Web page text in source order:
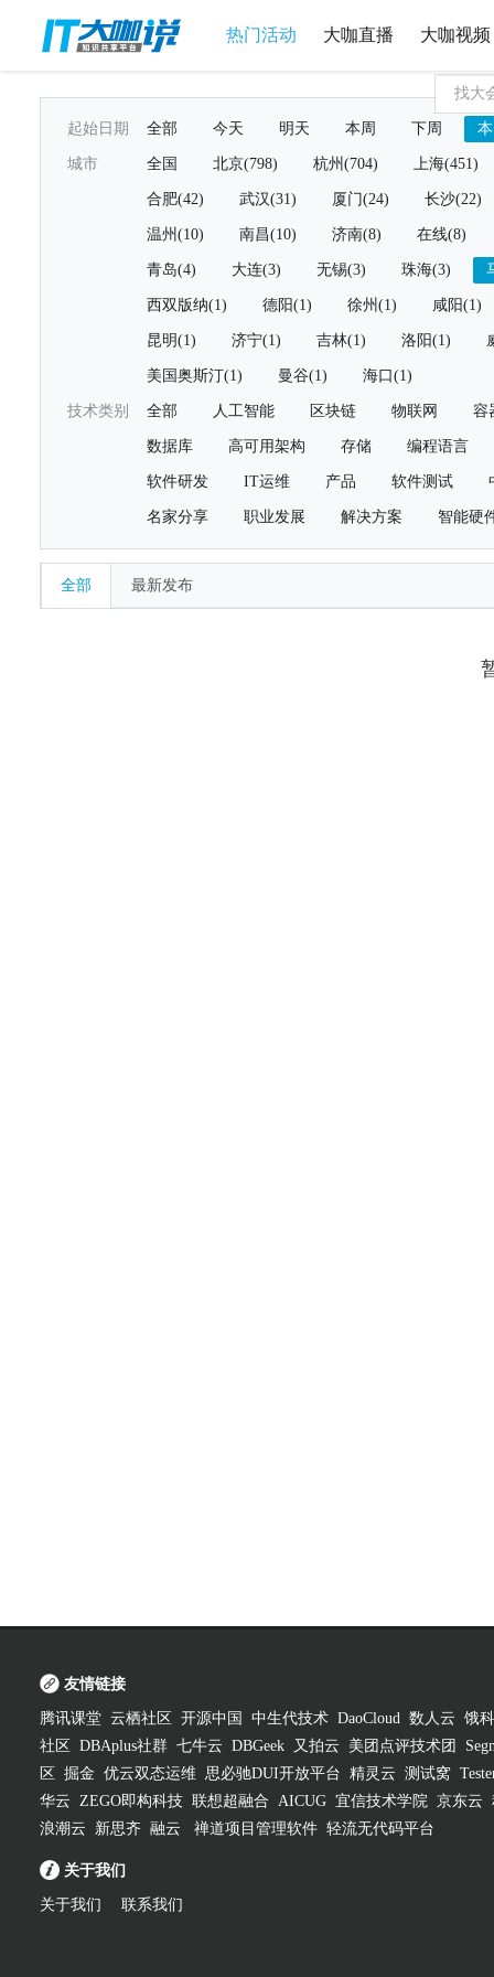
热门活动 大咖直播 大咖视频
起始日期 全部 今天 明天 本周 下周
城市 全国 北京(798) 杭州(704) 上海(451)
合肥(42) 武汉(31) 厦门(24) 长沙(22)
温州(10) 南昌(10) 济南(8) 在线(8)
青岛(4) 大连(3) 无锡(3) 珠海(3)
西双版纳(1) 德阳(1) 徐州(1) 咸阳(1)
昆明(1) 济宁(1) 吉林(1) 洛阳(1)
美国奥斯汀(1) 曼谷(1) 海口(1)
技术类别 全部 人工智能 区块链 物联网 容
数据库 高可用架构 存储 编程语言
软件研发 IT运维 产品 软件测试
名家分享 职业发展 解决方案 智能硬
全部 最新发布
友情链接
腾讯课堂 云栖社区 开源中国 中生代技术 DaoCloud 数人云 饿
社区
DBAplus社群 七牛云 DBGeek 又拍云 美团点评技术团
区
掘金 优云双态运维 思必驰DUI开放平台 精灵云 测试窝
华云 ZEGO即构科技 联想超融合 AICUG 宜信技术学院 京东云
浪潮云
新思齐 融云 禅道项目管理软件 轻流无代码平台
关于我们
关于我们 联系我们